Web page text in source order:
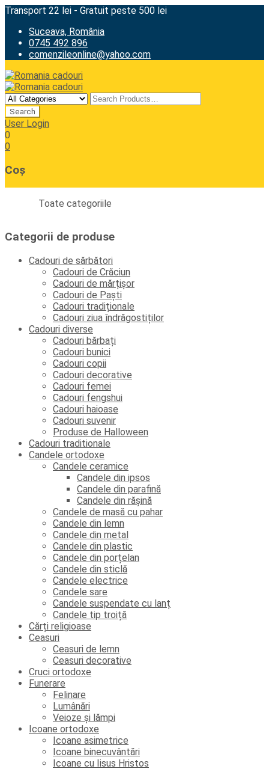
Transport 22 lei - Gratuit peste 500 lei
Suceava, România
0745 492 896
comenzileonline@yahoo.com
User Login
0
0
Coș
Toate categoriile
Categorii de produse
Cadouri de sărbători
Cadouri de Crăciun
Cadouri de mărțișor
Cadouri de Paști
Cadouri tradiționale
Cadouri ziua îndrăgostiților
Cadouri diverse
Cadouri bărbați
Cadouri bunici
Cadouri copii
Cadouri decorative
Cadouri femei
Cadouri fengshui
Cadouri haioase
Cadouri suvenir
Produse de Halloween
Cadouri traditionale
Candele ortodoxe
Candele ceramice
Candele din ipsos
Candele din parafină
Candele din rășină
Candele de masă cu pahar
Candele din lemn
Candele din metal
Candele din plastic
Candele din porțelan
Candele din sticlă
Candele electrice
Candele sare
Candele suspendate cu lanț
Candele tip troiță
Cărți religioase
Ceasuri
Ceasuri de lemn
Ceasuri decorative
Cruci ortodoxe
Funerare
Felinare
Lumânări
Veioze și lămpi
Icoane ortodoxe
Icoane asimetrice
Icoane binecuvântări
Icoane cu Iisus Hristos